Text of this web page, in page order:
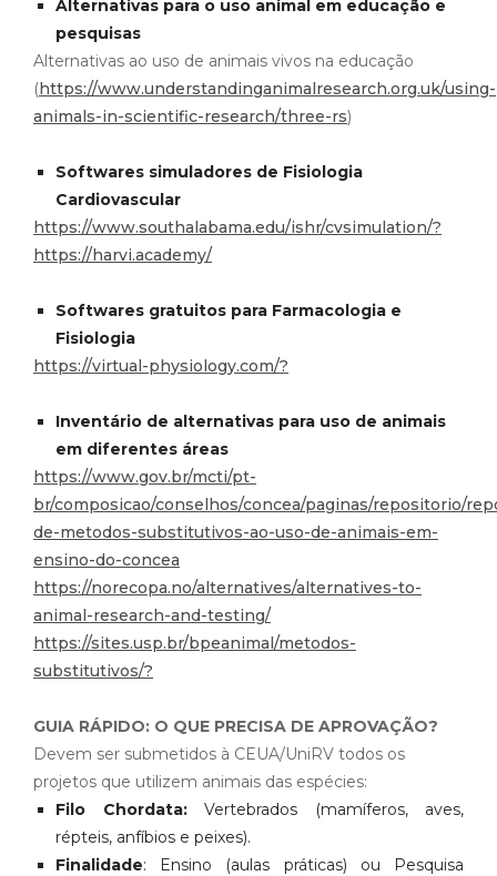
Alternativas para o uso animal em educação e
pesquisas
Alternativas ao uso de animais vivos na educação
(https://www.understandinganimalresearch.org.uk/using-
animals-in-scientific-research/three-rs)
Softwares simuladores de Fisiologia
Cardiovascular
https://www.southalabama.edu/ishr/cvsimulation/?
https://harvi.academy/
Softwares gratuitos para Farmacologia e
Fisiologia
https://virtual-physiology.com/?
Inventário de alternativas para uso de animais
em diferentes áreas
https://www.gov.br/mcti/pt-
br/composicao/conselhos/concea/paginas/repositorio/
de-metodos-substitutivos-ao-uso-de-animais-em-
ensino-do-concea
https://norecopa.no/alternatives/alternatives-to-
animal-research-and-testing/
https://sites.usp.br/bpeanimal/metodos-
substitutivos/?
GUIA RÁPIDO: O QUE PRECISA DE APROVAÇÃO?
Devem ser submetidos à CEUA/UniRV todos os
projetos que utilizem animais das espécies:
Filo Chordata:Vertebrados (mamíferos, aves,
répteis, anfíbios e peixes).
Finalidade: Ensino (aulas práticas) ou Pesquisa